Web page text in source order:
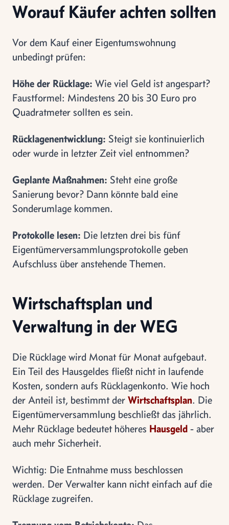
Worauf Käufer achten sollten
Vor dem Kauf einer Eigentumswohnung
unbedingt prüfen:
Höhe der Rücklage: Wie viel Geld ist angespart?
Faustformel: Mindestens 20 bis 30 Euro pro
Quadratmeter sollten es sein.
Rücklagenentwicklung: Steigt sie kontinuierlich
oder wurde in letzter Zeit viel entnommen?
Geplante Maßnahmen: Steht eine große
Sanierung bevor? Dann könnte bald eine
Sonderumlage kommen.
Protokolle lesen: Die letzten drei bis fünf
Eigentümerversammlungsprotokolle geben
Aufschluss über anstehende Themen.
Wirtschaftsplan und
Verwaltung in der WEG
Die Rücklage wird Monat für Monat aufgebaut.
Ein Teil des Hausgeldes fließt nicht in laufende
Kosten, sondern aufs Rücklagenkonto. Wie hoch
der Anteil ist, bestimmt der Wirtschaftsplan. Die
Eigentümerversammlung beschließt das jährlich.
Mehr Rücklage bedeutet höheres Hausgeld - aber
auch mehr Sicherheit.
Wichtig: Die Entnahme muss beschlossen
werden. Der Verwalter kann nicht einfach auf die
Rücklage zugreifen.